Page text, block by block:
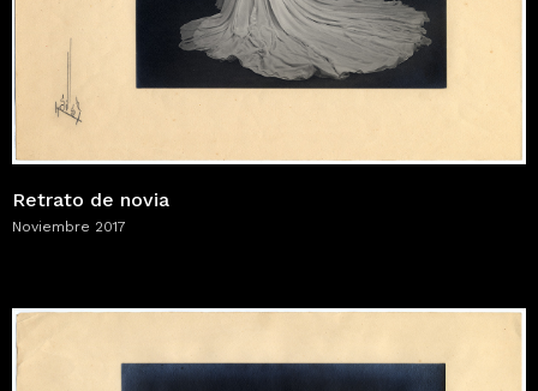
Retrato de novia
Noviembre 2017